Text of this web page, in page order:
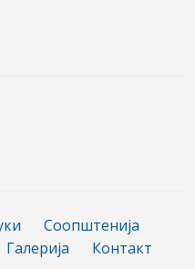
Соопштенија
Галерија Контакт